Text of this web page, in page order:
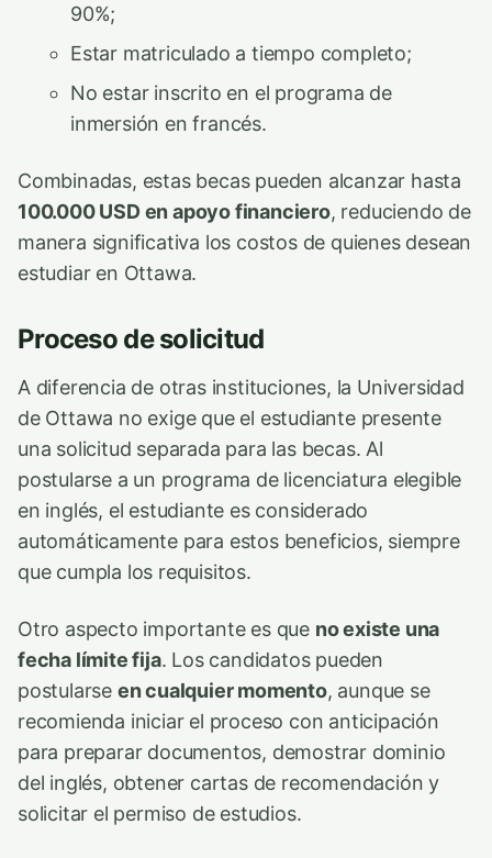
90%;
Estar matriculado a tiempo completo;
No estar inscrito en el programa de
inmersión en francés.
Combinadas, estas becas pueden alcanzar hasta
100.000 USD en apoyo financiero, reduciendo de
manera significativa los costos de quienes desean
estudiar en Ottawa.
Proceso de solicitud
A diferencia de otras instituciones, la Universidad
de Ottawa no exige que el estudiante presente
una solicitud separada para las becas. Al
postularse a un programa de licenciatura elegible
en inglés, el estudiante es considerado
automáticamente para estos beneficios, siempre
que cumpla los requisitos.
Otro aspecto importante es que no existe una
fecha límite fija. Los candidatos pueden
postularse en cualquier momento, aunque se
recomienda iniciar el proceso con anticipación
para preparar documentos, demostrar dominio
del inglés, obtener cartas de recomendación y
solicitar el permiso de estudios.